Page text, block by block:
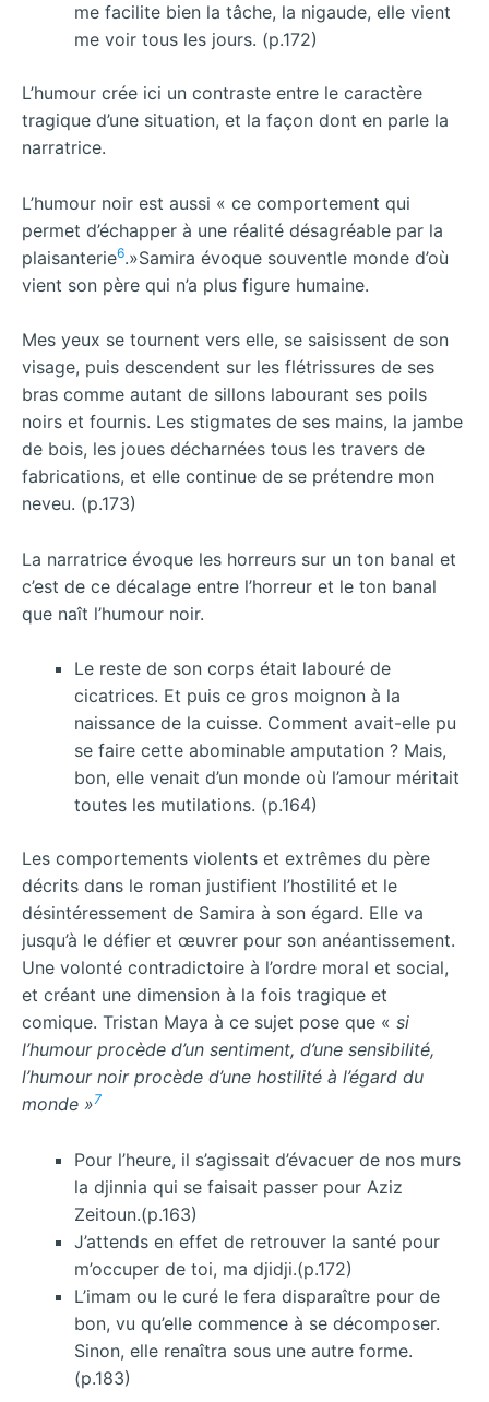
me facilite bien la tâche, la nigaude, elle vient
me voir tous les jours. (p.172)
L’humour crée ici un contraste entre le caractère
tragique d’une situation, et la façon dont en parle la
narratrice.
L’humour noir est aussi « ce comportement qui
permet d’échapper à une réalité désagréable par la
plaisanterie6.»Samira évoque souventle monde d’où
vient son père qui n’a plus figure humaine.
Mes yeux se tournent vers elle, se saisissent de son
visage, puis descendent sur les flétrissures de ses
bras comme autant de sillons labourant ses poils
noirs et fournis. Les stigmates de ses mains, la jambe
de bois, les joues décharnées tous les travers de
fabrications, et elle continue de se prétendre mon
neveu. (p.173)
La narratrice évoque les horreurs sur un ton banal et
c’est de ce décalage entre l’horreur et le ton banal
que naît l’humour noir.
Le reste de son corps était labouré de
cicatrices. Et puis ce gros moignon à la
naissance de la cuisse. Comment avait-elle pu
se faire cette abominable amputation ? Mais,
bon, elle venait d’un monde où l’amour méritait
toutes les mutilations. (p.164)
Les comportements violents et extrêmes du père
décrits dans le roman justifient l’hostilité et le
désintéressement de Samira à son égard. Elle va
jusqu’à le défier et œuvrer pour son anéantissement.
Une volonté contradictoire à l’ordre moral et social,
et créant une dimension à la fois tragique et
comique. Tristan Maya à ce sujet pose que « si
l’humour procède d’un sentiment, d’une sensibilité,
l’humour noir procède d’une hostilité à l’égard du
monde »7
Pour l’heure, il s’agissait d’évacuer de nos murs
la djinnia qui se faisait passer pour Aziz
Zeitoun.(p.163)
J’attends en effet de retrouver la santé pour
m’occuper de toi, ma djidji.(p.172)
L’imam ou le curé le fera disparaître pour de
bon, vu qu’elle commence à se décomposer.
Sinon, elle renaîtra sous une autre forme.
(p.183)